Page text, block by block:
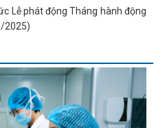
Lễ phát động Tháng hành động
2025)